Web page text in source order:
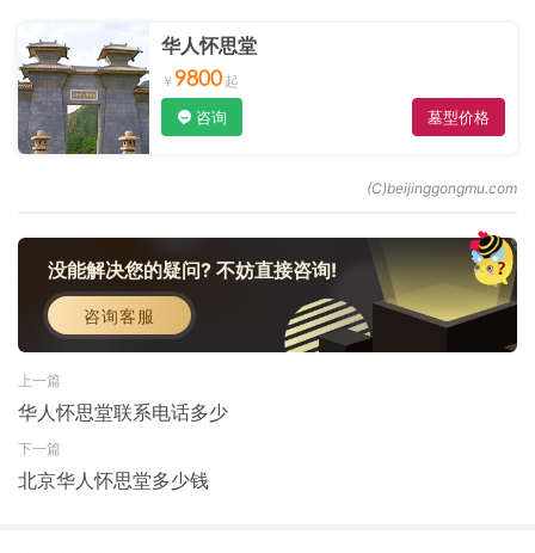
华人怀思堂
9800
咨询 墓型价格
没能解决您的疑问? 不妨直接咨询!
咨询客服
上一篇
华人怀思堂联系电话多少
下一篇
北京华人怀思堂多少钱